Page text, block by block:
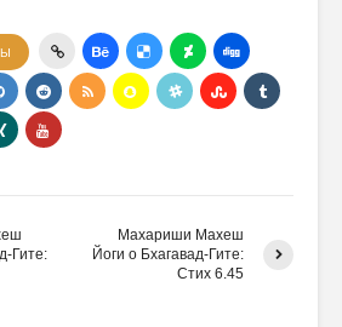
Гите:
Махариши Махеш
Йоги о Бхагавад-Гите:
Стих 6.45